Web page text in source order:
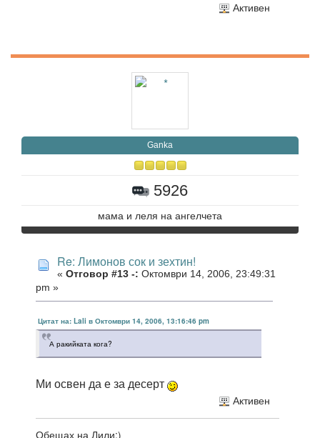
Активен
Ganka
5926
мама и леля на ангелчета
Re: Лимонов сок и зехтин!
« Отговор #13 -: Октомври 14, 2006, 23:49:31
pm »
Цитат на: Lali в Октомври 14, 2006, 13:16:46 pm
А ракийката кога?
Ми освен да е за десерт
Активен
Обещах на Лили:)